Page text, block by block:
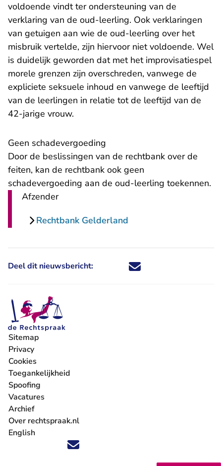
voldoende vindt ter ondersteuning van de
verklaring van de oud-leerling. Ook verklaringen
van getuigen aan wie de oud-leerling over het
misbruik vertelde, zijn hiervoor niet voldoende. Wel
is duidelijk geworden dat met het improvisatiespel
morele grenzen zijn overschreden, vanwege de
expliciete seksuele inhoud en vanwege de leeftijd
van de leerlingen in relatie tot de leeftijd van de
42-jarige vrouw.
Geen schadevergoeding
Door de beslissingen van de rechtbank over de
feiten, kan de rechtbank ook geen
schadevergoeding aan de oud-leerling toekennen.
Afzender
Rechtbank Gelderland
Deel dit nieuwsbericht: Deel dit nieuwsbericht via X -
Deel dit nieuwsbericht via
Deel dit nieuwsbericht
Deel dit
Volg ons op X (Twitter) - U verlaat Rechtspraak.nl
Volg ons op Facebook - U verlaat Rechtspraak.nl
Volg ons op Instagram - U verlaat Rechtspraak.nl
Volg ons op Youtube - U verlaat Rechtspraak.nl
Volg ons op LinkedIn - U verlaat
'Blijf op de hoogte' nieuwsbrief - U verlaat
Sitemap
Privacy
Cookies
Toegankelijkheid
Spoofing
Vacatures
- U verlaat Rechtspraak.nl
Archief
Over rechtspraak.nl
English